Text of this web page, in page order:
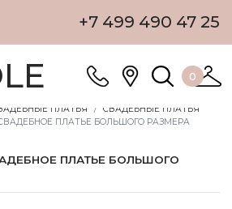
+7 499 490 47 25
0
ПЛАТЬЯ
СВАДЕБНЫЕ ПЛАТЬЯ
ПЛАТЬЕ БОЛЬШОГО РАЗМЕРА
ПЛАТЬЕ БОЛЬШОГО